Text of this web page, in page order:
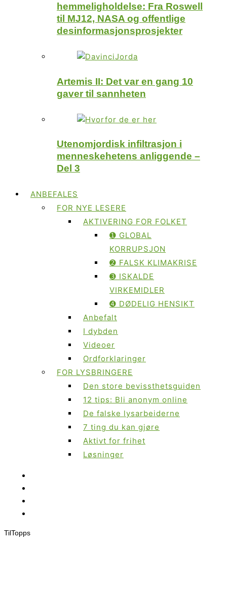
hemmeligholdelse: Fra Roswell
til MJ12, NASA og offentlige
desinformasjonsprosjekter
Artemis II: Det var en gang 10
gaver til sannheten
Utenomjordisk infiltrasjon i
menneskehetens anliggende –
Del 3
ANBEFALES
FOR NYE LESERE
AKTIVERING FOR FOLKET
➊ GLOBAL
KORRUPSJON
➋ FALSK KLIMAKRISE
➌ ISKALDE
VIRKEMIDLER
➍ DØDELIG HENSIKT
Anbefalt
I dybden
Videoer
Ordforklaringer
FOR LYSBRINGERE
Den store bevissthetsguiden
12 tips: Bli anonym online
De falske lysarbeiderne
7 ting du kan gjøre
Aktivt for frihet
Løsninger
TilTopps